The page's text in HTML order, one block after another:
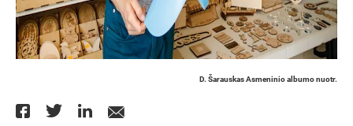
D. Šarauskas Asmeninio albumo nuotr.